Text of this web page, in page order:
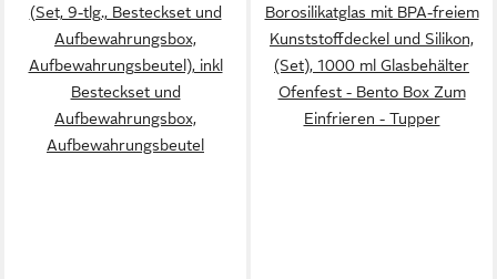
(Set, 9-tlg., Besteckset und
Aufbewahrungsbox,
Aufbewahrungsbeutel), inkl
Besteckset und
Aufbewahrungsbox,
Aufbewahrungsbeutel
Borosilikatglas mit BPA-freiem
Kunststoffdeckel und Silikon,
(Set), 1000 ml Glasbehälter
Ofenfest - Bento Box Zum
Einfrieren - Tupper